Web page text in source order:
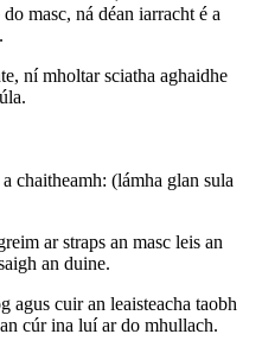
masc, ná déan iarracht é a
ní mholtar sciatha aghaidhe
chaitheamh: (lámha glan sula
ar straps an masc leis an
an duine.
agus cuir an leaisteacha taobh
cúr ina luí ar do mhullach.